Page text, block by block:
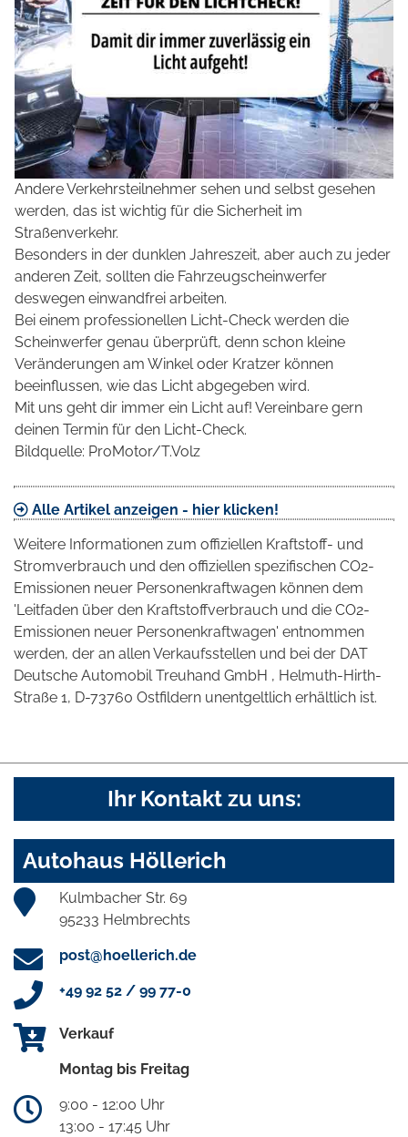
Andere Verkehrsteilnehmer sehen und selbst gesehen
werden, das ist wichtig für die Sicherheit im
Straßenverkehr.
Besonders in der dunklen Jahreszeit, aber auch zu jeder
anderen Zeit, sollten die Fahrzeugscheinwerfer
deswegen einwandfrei arbeiten.
Bei einem professionellen Licht-Check werden die
Scheinwerfer genau überprüft, denn schon kleine
Veränderungen am Winkel oder Kratzer können
beeinflussen, wie das Licht abgegeben wird.
Mit uns geht dir immer ein Licht auf! Vereinbare gern
deinen Termin für den Licht-Check.
Bildquelle: ProMotor/T.Volz
Alle Artikel anzeigen - hier klicken!
Weitere Informationen zum offiziellen Kraftstoff- und
Stromverbrauch und den offiziellen spezifischen CO2-
Emissionen neuer Personenkraftwagen können dem
'Leitfaden über den Kraftstoffverbrauch und die CO2-
Emissionen neuer Personenkraftwagen' entnommen
werden, der an allen Verkaufsstellen und bei der DAT
Deutsche Automobil Treuhand GmbH , Helmuth-Hirth-
Straße 1, D-73760 Ostfildern unentgeltlich erhältlich ist.
Ihr Kontakt zu uns:
Autohaus Höllerich
Kulmbacher Str. 69
95233 Helmbrechts
post@hoellerich.de
+49 92 52 / 99 77-0
Verkauf
Montag bis Freitag
9:00 - 12:00 Uhr
13:00 - 17:45 Uhr